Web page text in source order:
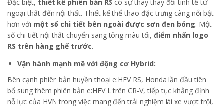
Đặc biệt, thiết kế phiên bản RS có sự thay thay đổi tinh tế từ
ngoại thất đến nội thất. Thiết kế thể thao đặc trưng càng nổi bật
hơn với một số chi tiết bên ngoài được sơn đen bóng. Một
số chi tiết nội thất chuyển sang tông màu tối, điểm nhấn logo
RS trên hàng ghế trước.
Vận hành mạnh mẽ với động cơ Hybrid:
Bên cạnh phiên bản huyền thoại e:HEV RS, Honda lần đầu tiên
bổ sung thêm phiên bản e:HEV L trên CR-V, tiếp tục khẳng định
nỗ lực của HVN trong việc mang đến trải nghiệm lái xe vượt trội,